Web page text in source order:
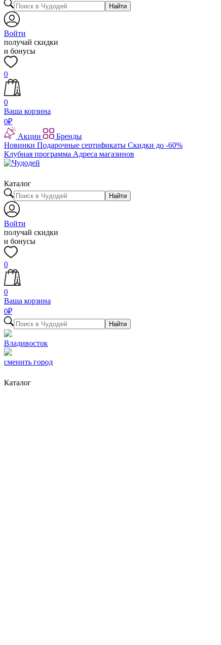
Найти
Войти
получай скидки
и бонусы
0
0
Ваша корзина
0₽
Акции
Бренды
Новинки Подарочные сертификаты Скидки до -60%
Клубная программа Адреса магазинов
Каталог
Найти
Войти
получай скидки
и бонусы
0
0
Ваша корзина
0₽
Найти
Владивосток
сменить город
Каталог